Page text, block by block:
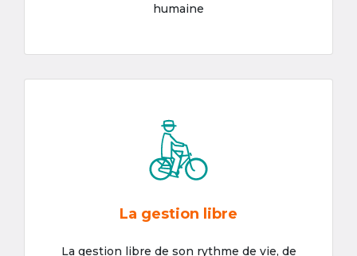
humaine
La gestion libre
La gestion libre de son rythme de vie, de